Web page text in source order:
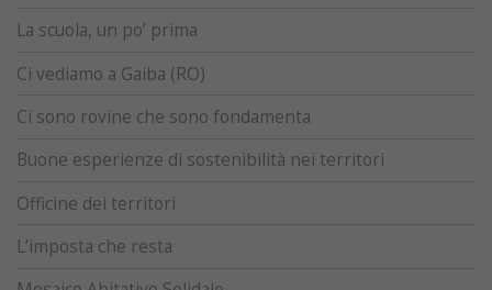
La scuola, un po’ prima
Ci vediamo a Gaiba (RO)
Ci sono rovine che sono fondamenta
Buone esperienze di sostenibilità nei territori
Officine dei territori
L’imposta che resta